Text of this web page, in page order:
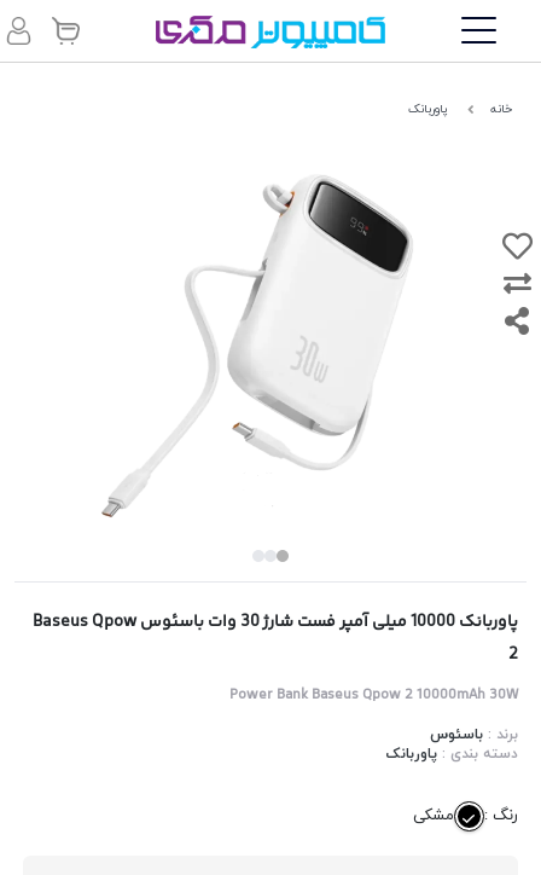
خانه پاوربانک
پاوربانک 10000 میلی آمپر فست شارژ 30 وات باسئوس Baseus Qpow
2
Power Bank Baseus Qpow 2 10000mAh 30W
برند :باسئوس
دسته بندی :پاوربانک
رنگ : مشکی